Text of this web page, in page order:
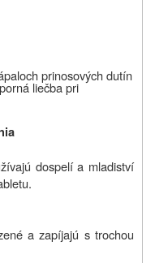
prinosových dutín
liečba pri
dospelí a mladiství
a zapíjajú s trochou